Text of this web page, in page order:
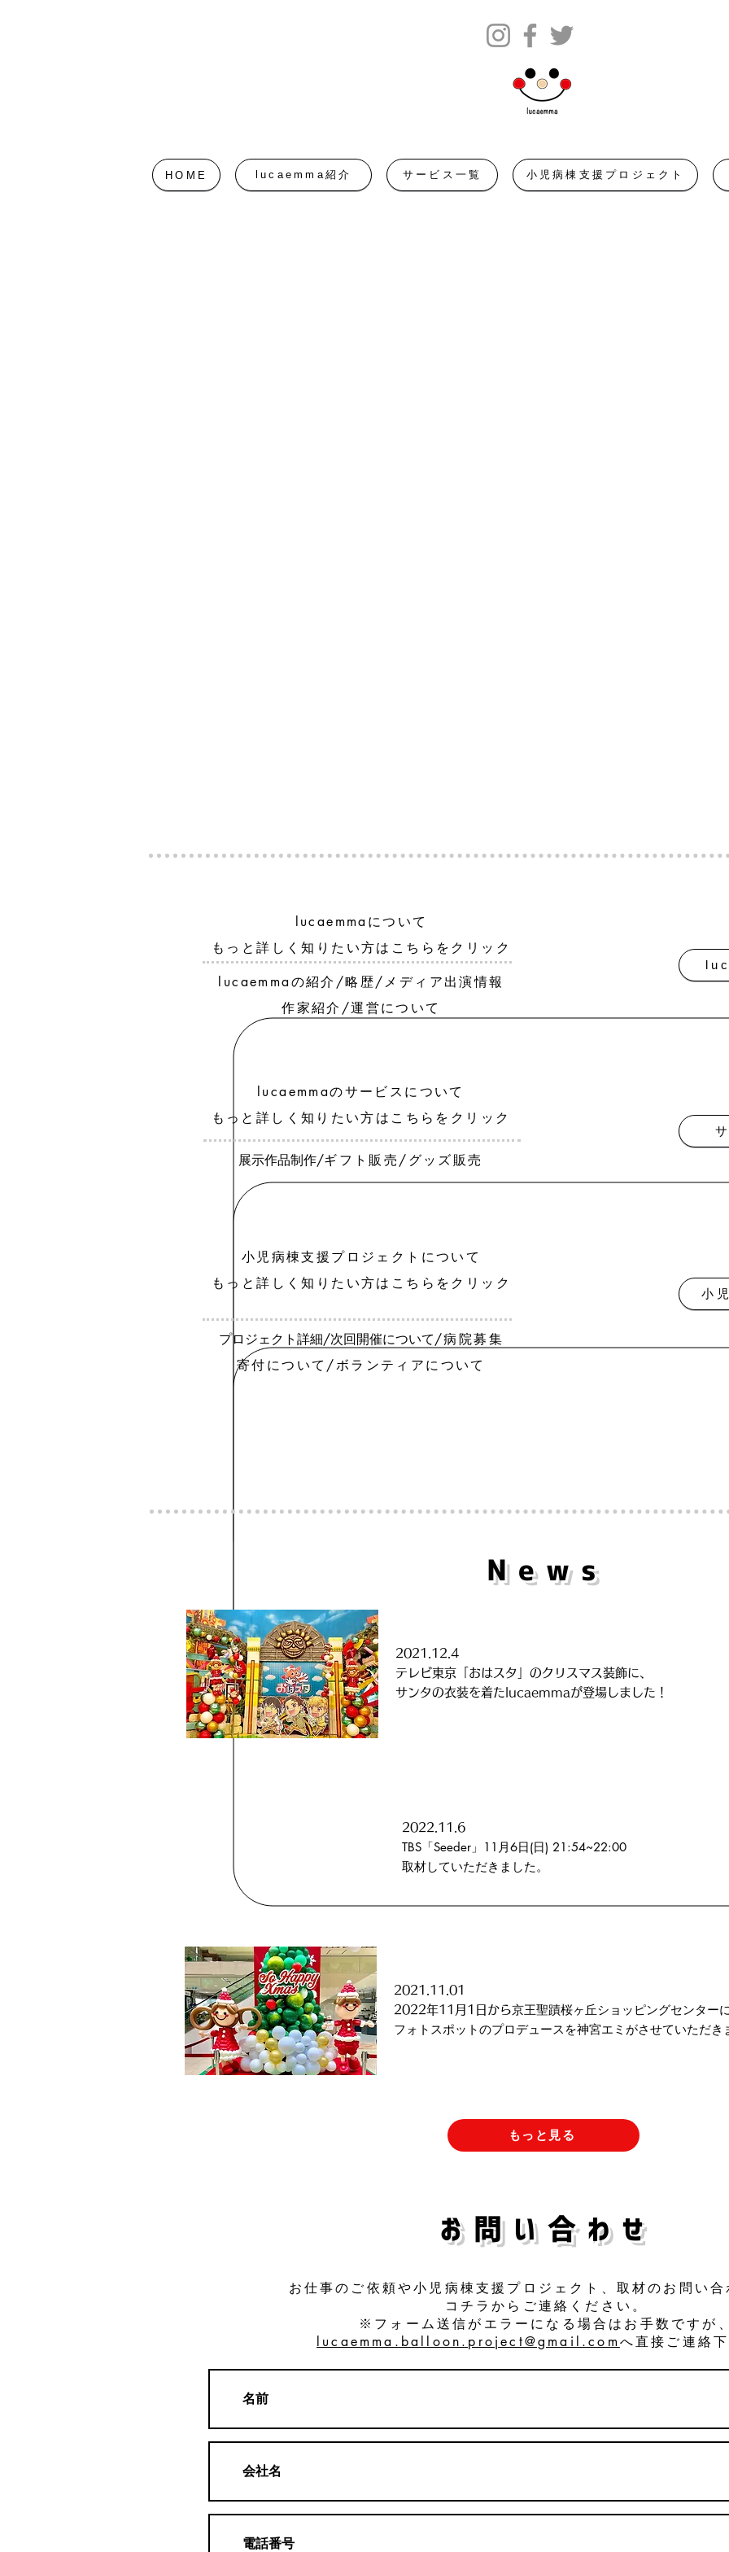
HOME lucaemma紹介 サービス一覧 小児病棟支援プロジェクト
lucaemmaについて
もっと詳しく知りたい方はこちらをクリック
lucaemmaの紹介/略歴/メディア出演情報
作家紹介/運営について
lucaemmaのサービスについて
もっと詳しく知りたい方はこちらをクリック
​展示作品制作/ギフト販売/グッズ販売
小児病棟支援プロジェクトについて
もっと詳しく知りたい方はこちらをクリック
プロジェクト詳細/次回開催について/病院募集
​寄付について/ボランティアについて
小
​News
2021
.12.4
テレビ東京「おはスタ」のクリスマス装飾に、
サンタの衣装を着たlucaemmaが登場しました！
2022 .11.6
TBS「Seeder」11月6日(日) 21:54~22:00
​取材していただきました。
2021
.11.01
2022年11月1日から京王聖蹟桜ヶ丘ショッピングセンター
フォトスポットのプロデュースを神宮エミがさせていただき
もっと見る
​お問い合わせ
お仕事のご依頼や小児病棟支援プロジェクト、取材のお問い合
コチラからご連絡ください。
※フォーム送信がエラーになる場合はお手数ですが、
lucaemma.balloon.project@gmail.comへ直接ご連絡下